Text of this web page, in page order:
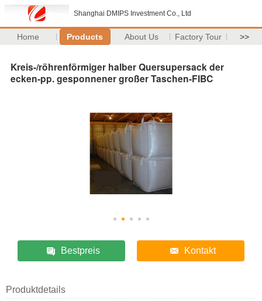
Shanghai DMIPS Investment Co., Ltd
Home Products About Us Factory Tour >>
Kreis-/röhrenförmiger halber Quersupersack der
ecken-pp. gesponnener großer Taschen-FIBC
Bestpreis Kontakt
Produktdetails